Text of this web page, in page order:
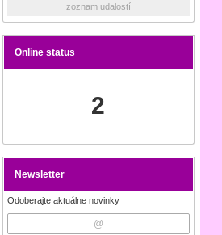
zoznam udalostí
Online status
2
Newsletter
Odoberajte aktuálne novinky